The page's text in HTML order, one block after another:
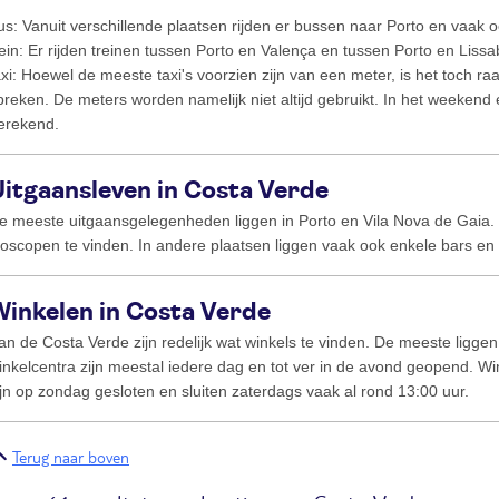
Vanuit verschillende plaatsen rijden er bussen naar Porto en vaak
Er rijden treinen tussen Porto en Valença en tussen Porto en
Hoewel de meeste taxi's voorzien zijn van een meter, is het toch
De meters worden namelijk niet altijd gebruikt. In het
in Costa Verde
meeste uitgaansgelegenheden liggen in Porto en Vila Nova de
te vinden. In andere plaatsen liggen vaak ook enkele bars
in Costa Verde
de Costa Verde zijn redelijk wat winkels te vinden. De meeste
zijn meestal iedere dag en tot ver in de avond geopend.
op zondag gesloten en sluiten zaterdags vaak al rond 13:00 uur.
Terug naar boven